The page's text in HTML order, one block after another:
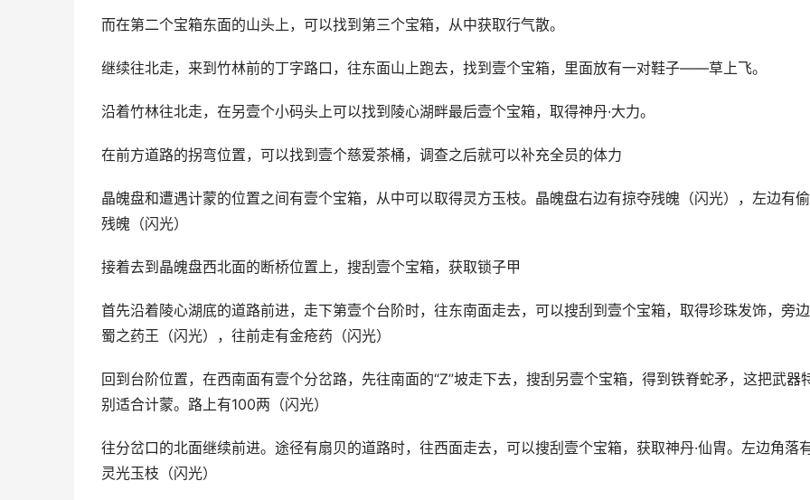
而在第二个宝箱东面的山头上，可以找到第三个宝箱，从中获取行气散。
继续往北走，来到竹林前的丁字路口，往东面山上跑去，找到壹个宝箱，里面放有一对鞋子——草上飞。
沿着竹林往北走，在另壹个小码头上可以找到陵心湖畔最后壹个宝箱，取得神丹·大力。
在前方道路的拐弯位置，可以找到壹个慈爱茶桶，调查之后就可以补充全员的体力
晶魄盘和遭遇计蒙的位置之间有壹个宝箱，从中可以取得灵方玉枝。晶魄盘右边有掠夺残魄（闪光），左边有
残魄（闪光）
接着去到晶魄盘西北面的断桥位置上，搜刮壹个宝箱，获取锁子甲
首先沿着陵心湖底的道路前进，走下第壹个台阶时，往东南面走去，可以搜刮到壹个宝箱，取得珍珠发饰，旁
蜀之药王（闪光），往前走有金疮药（闪光）
回到台阶位置，在西南面有壹个分岔路，先往南面的“Z”坡走下去，搜刮另壹个宝箱，得到铁脊蛇矛，这把武器
别适合计蒙。路上有100两（闪光）
往分岔口的北面继续前进。途径有扇贝的道路时，往西面走去，可以搜刮壹个宝箱，获取神丹·仙胄。左边角落
灵光玉枝（闪光）